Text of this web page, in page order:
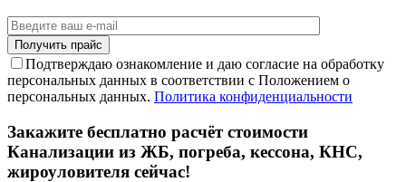
Подтверждаю ознакомление и даю согласие на обработку
персональных данных в соответствии с Положением о
персональных данных. Политика конфиденциальности
Закажите бесплатно расчёт стоимости
Канализации из ЖБ, погреба, кессона, КНС,
жироуловителя сейчас!